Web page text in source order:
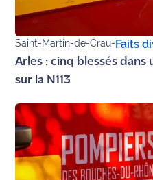
Ecouter
Maritima
Qui
sommes
nous ?
Devenir
annonceur
Saint-Martin-de-Crau-Faits
Arles : cinq blessés
sur la N113